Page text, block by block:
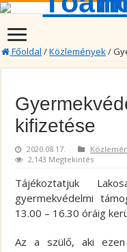
Főoldal /Közlemények /
kifizetése
2020.08.17.
2,143 Megtekintés
Tájékoztatjuk
gyermekvédelmi
13.00 – 16.30 óráig
Az a szülő, aki